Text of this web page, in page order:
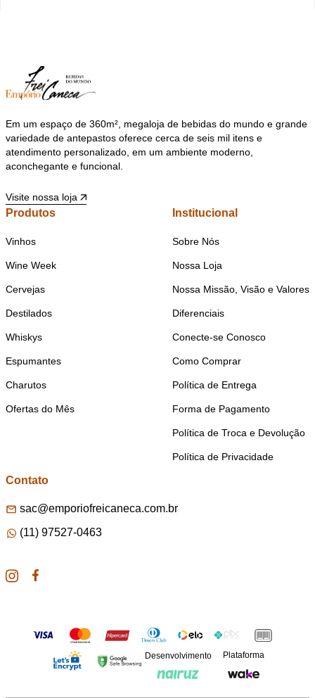
Em um espaço de 360m², megaloja de bebidas do mundo e grande
variedade de antepastos oferece cerca de seis mil itens e
atendimento personalizado, em um ambiente moderno,
aconchegante e funcional.
Visite nossa loja
Produtos
Vinhos
Wine Week
Cervejas
Destilados
Whiskys
Espumantes
Charutos
Ofertas do Mês
Institucional
Sobre Nós
Nossa Loja
Nossa Missão, Visão e Valores
Diferenciais
Conecte-se Conosco
Como Comprar
Política de Entrega
Forma de Pagamento
Política de Troca e Devolução
Política de Privacidade
Contato
sac@emporiofreicaneca.com.br
(11) 97527-0463
Desenvolvimento Plataforma